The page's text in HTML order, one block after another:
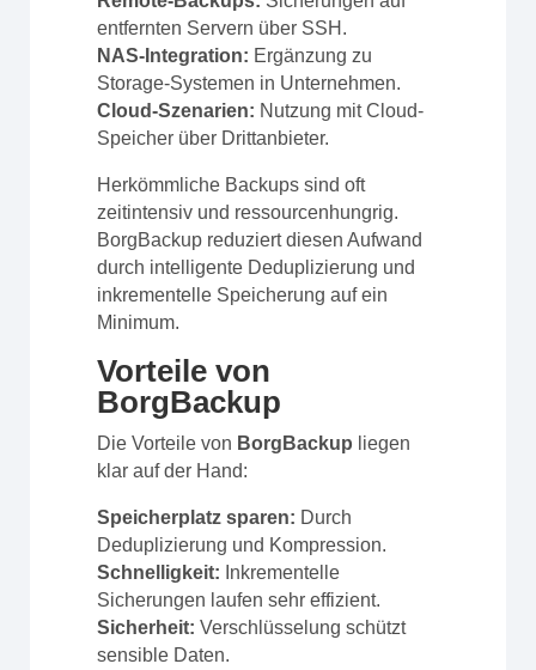
entfernten Servern über SSH.
NAS-Integration: Ergänzung zu
Storage-Systemen in Unternehmen.
Cloud-Szenarien: Nutzung mit Cloud-
Speicher über Drittanbieter.
Herkömmliche Backups sind oft
zeitintensiv und ressourcenhungrig.
BorgBackup reduziert diesen Aufwand
durch intelligente Deduplizierung und
inkrementelle Speicherung auf ein
Minimum.
Vorteile von
BorgBackup
Die Vorteile von BorgBackup liegen
klar auf der Hand:
Speicherplatz sparen: Durch
Deduplizierung und Kompression.
Schnelligkeit: Inkrementelle
Sicherungen laufen sehr effizient.
Sicherheit: Verschlüsselung schützt
sensible Daten.